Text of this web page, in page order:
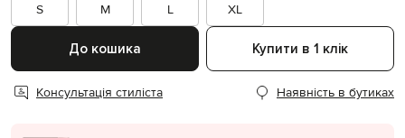
S
M L XL
До кошика Купити в 1 клік
Консультація стиліста Наявність в бутиках